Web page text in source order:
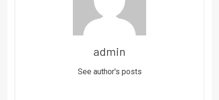
admin
See author's posts